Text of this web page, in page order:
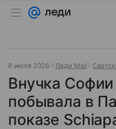
8 июля 2026 Леди Mail
Внучка Софии
побывала в
показе